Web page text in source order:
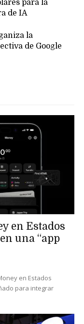
para la
de IA
la
de Google
en Estados
una “app
en Estados
para integrar